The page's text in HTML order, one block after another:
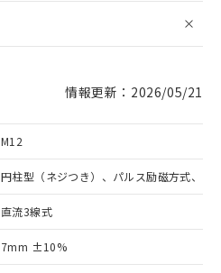
情報更新：2026/05/21
M12
円柱型（ネジつき）、パルス励磁方式、シ
直流3線式
7mm ±10%